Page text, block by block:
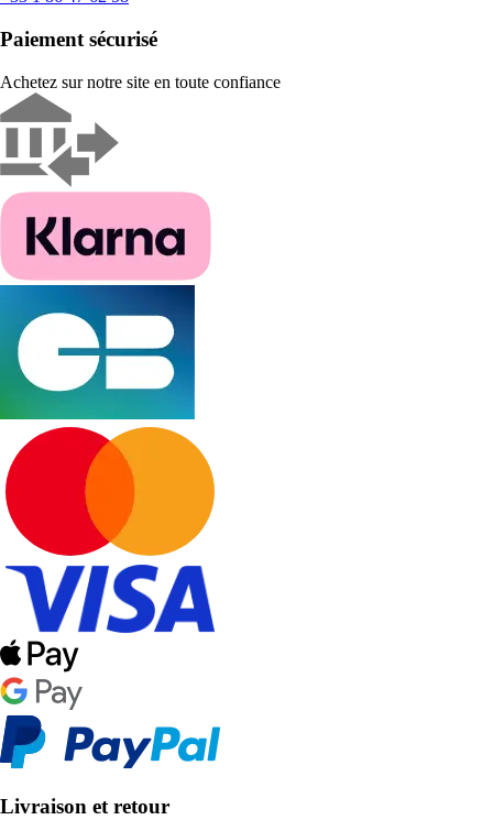
Paiement sécurisé
Achetez sur notre site en toute confiance
Livraison et retour